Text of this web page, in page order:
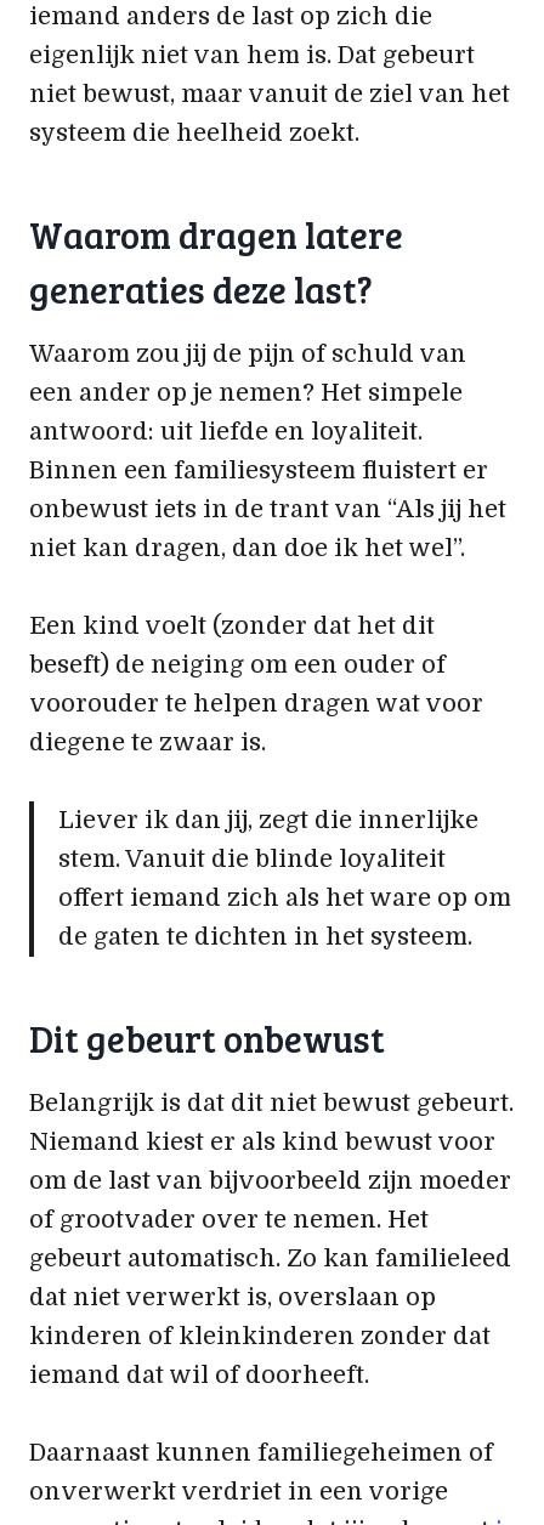
iemand anders de last op zich die
eigenlijk niet van hem is. Dat gebeurt
niet bewust, maar vanuit de ziel van het
systeem die heelheid zoekt.
Waarom dragen latere
generaties deze last?
Waarom zou jij de pijn of schuld van
een ander op je nemen? Het simpele
antwoord: uit liefde en loyaliteit.
Binnen een familiesysteem fluistert er
onbewust iets in de trant van “Als jij het
niet kan dragen, dan doe ik het wel”.
Een kind voelt (zonder dat het dit
beseft) de neiging om een ouder of
voorouder te helpen dragen wat voor
diegene te zwaar is.
Liever ik dan jij, zegt die innerlijke
stem. Vanuit die blinde loyaliteit
offert iemand zich als het ware op om
de gaten te dichten in het systeem.
Dit gebeurt onbewust
Belangrijk is dat dit niet bewust gebeurt.
Niemand kiest er als kind bewust voor
om de last van bijvoorbeeld zijn moeder
of grootvader over te nemen. Het
gebeurt automatisch. Zo kan familieleed
dat niet verwerkt is, overslaan op
kinderen of kleinkinderen zonder dat
iemand dat wil of doorheeft.
Daarnaast kunnen familiegeheimen of
onverwerkt verdriet in een vorige